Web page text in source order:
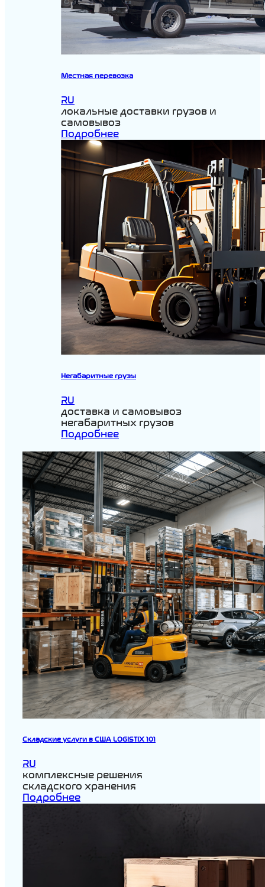
Местная перевозка
RU
локальные доставки грузов и
самовывоз
Подробнее
Негабаритные грузы
RU
доставка и самовывоз
негабаритных грузов
Подробнее
Складские услуги в США LOGISTIX 101
RU
комплексные решения
складского хранения
Подробнее